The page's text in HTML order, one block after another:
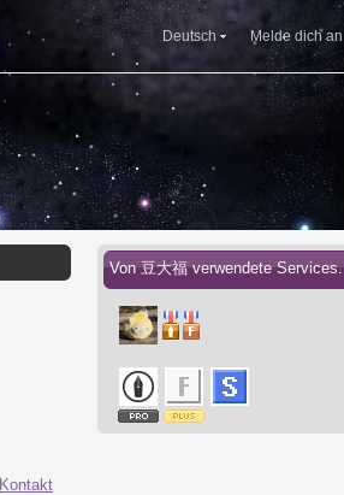
Deutsch Melde dich an
Von 豆大福 verwendete Services.
Kontakt